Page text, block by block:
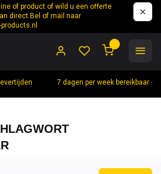
of product of wild u een offerte
direct Bel of mail naar
7 dagen per week bereikbaar